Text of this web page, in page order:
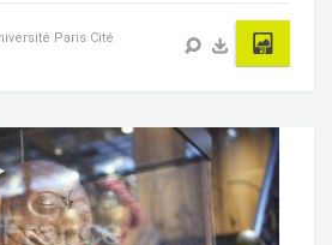
Paris Cité